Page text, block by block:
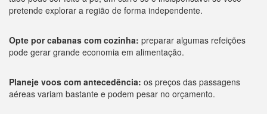
pretende explorar a região de forma independente.
Opte por cabanas com cozinha: preparar algumas refeições
pode gerar grande economia em alimentação.
Planeje voos com antecedência: os preços das passagens
aéreas variam bastante e podem pesar no orçamento.